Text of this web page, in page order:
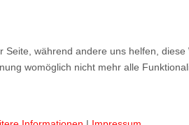
während andere uns helfen,
womöglich nicht mehr alle